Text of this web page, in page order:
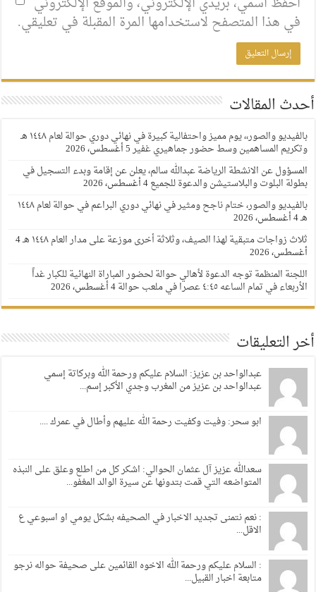
في هذا المتصفح لاستخدامها المرة المقبلة في تعليقي.
أحدث المقالات
بالفيديو والصور،، يوم مميز واحتفالية كبيرة في نهائي دوري حوالة لعام ١٤٤٨ هـ
وتكريم المساهمين وسط حضور جماهيري غفير5 أغسطس، 2026
المسؤول عن الانشطة الرياضة عبدالله سالم، يعلن عن إقامة وبدء التسجيل في
بطولة البلوت والبلاستيشن والدعوة للجميع4 أغسطس، 2026
بالفيديو والصور، ختام ناجح ومثير في نهائي دوري البراعم في حوالة لعام ١٤٤٨
هـ4 أغسطس، 2026
ثلاث زواجات متبقية لهذا الصيف، وثلاثة أخرى موزعة على مدار العام ١٤٤٨ هـ
4
أغسطس، 2026
اللجنة المنظمة توجه الدعوة لأهالي حوالة لحضور المباراة النهائية للكبار غداً
الأربعاء في تمام الساعه ٤:٤٥ عصرا في ملعب حوالة 4 أغسطس، 2026
أخر التعليقات
عبدالواحد بن عزيز: السلام عليكم ورحمة الله وبركاتة إسمي
عبدالواحد بن عزيز من المغرب وجدي الأكبر إسم...
ابو سحر: وفيت وكفيت رحمة الله عليهم وأطال في عمرك ....
سعدالله عزيز آل عثمان الحوالي: اشكر كل من اطلع وعلق على النبذه
المتواضعه التي قمت بتدونها عن سيرة الوالد المغفو...
: نعم نتمنى تجديد الاخبار في الصحيفه بشكل يومي او اسبوعي ع
الاقل...
: السلام عليكم ورحمة الله الاخوه القائمين على صحيفة حواله نرجو
متابعة اخبار القبيل...